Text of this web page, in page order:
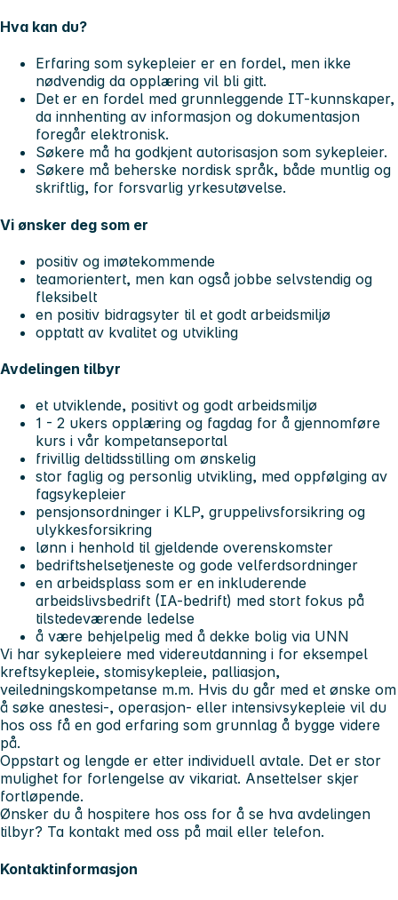
Hva kan du?
Erfaring som sykepleier er en fordel, men ikke
nødvendig da opplæring vil bli gitt.
Det er en fordel med grunnleggende IT-kunnskaper,
da innhenting av informasjon og dokumentasjon
foregår elektronisk.
Søkere må ha godkjent autorisasjon som sykepleier.
Søkere må beherske nordisk språk, både muntlig og
skriftlig, for forsvarlig yrkesutøvelse.
Vi ønsker deg som er
positiv og imøtekommende
teamorientert, men kan også jobbe selvstendig og
fleksibelt
en positiv bidragsyter til et godt arbeidsmiljø
opptatt av kvalitet og utvikling
Avdelingen tilbyr
et utviklende, positivt og godt arbeidsmiljø
1 - 2 ukers opplæring og fagdag for å gjennomføre
kurs i vår kompetanseportal
frivillig deltidsstilling om ønskelig
stor faglig og personlig utvikling, med oppfølging av
fagsykepleier
pensjonsordninger i KLP, gruppelivsforsikring og
ulykkesforsikring
lønn i henhold til gjeldende overenskomster
bedriftshelsetjeneste og gode velferdsordninger
en arbeidsplass som er en inkluderende
arbeidslivsbedrift (IA-bedrift) med stort fokus på
tilstedeværende ledelse
å være behjelpelig med å dekke bolig via UNN
Vi har sykepleiere med videreutdanning i for eksempel
kreftsykepleie, stomisykepleie, palliasjon,
veiledningskompetanse m.m. Hvis du går med et ønske om
å søke anestesi-, operasjon- eller intensivsykepleie vil du
hos oss få en god erfaring som grunnlag å bygge videre
på.
Oppstart og lengde er etter individuell avtale. Det er stor
mulighet for forlengelse av vikariat. Ansettelser skjer
fortløpende.
Ønsker du å hospitere hos oss for å se hva avdelingen
tilbyr? Ta kontakt med oss på mail eller telefon.
Kontaktinformasjon